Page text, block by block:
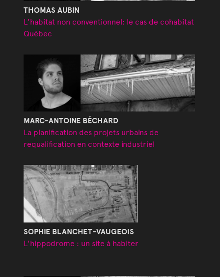
THOMAS AUBIN
L'habitat non conventionnel: le cas de cohabitat
Québec
MARC-ANTOINE BÉCHARD
La planification des projets urbains de
requalification en contexte industriel
SOPHIE BLANCHET-VAUGEOIS
L'hippodrome : un site à habiter